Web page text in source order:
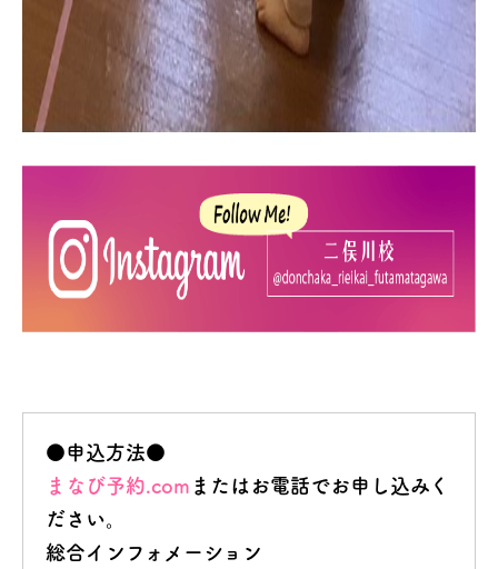
●申込方法●
まなび予約.com またはお電話でお申し込みく
ださい。
総合インフォメーション